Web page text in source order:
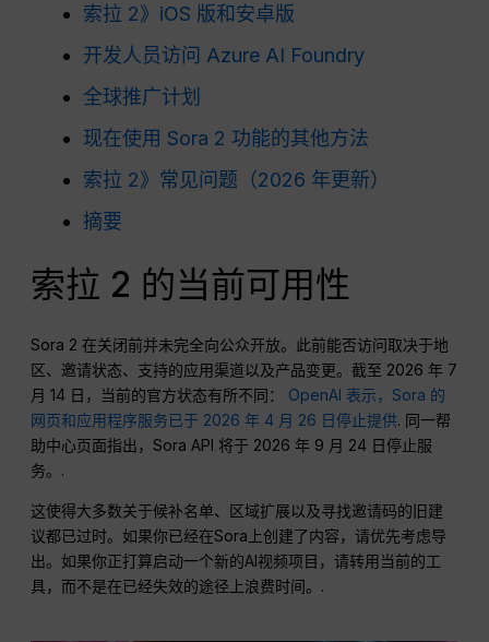
索拉 2》iOS 版和安卓版
开发人员访问 Azure AI Foundry
全球推广计划
现在使用 Sora 2 功能的其他方法
索拉 2》常见问题（2026 年更新）
摘要
索拉 2 的当前可用性
Sora 2 在关闭前并未完全向公众开放。此前能否访问取决于地
区、邀请状态、支持的应用渠道以及产品变更。截至 2026 年 7
月 14 日，当前的官方状态有所不同： OpenAI 表示，Sora 的
网页和应用程序服务已于 2026 年 4 月 26 日停止提供. 同一帮
助中心页面指出，Sora API 将于 2026 年 9 月 24 日停止服
务。.
这使得大多数关于候补名单、区域扩展以及寻找邀请码的旧建
议都已过时。如果你已经在Sora上创建了内容，请优先考虑导
出。如果你正打算启动一个新的AI视频项目，请转用当前的工
具，而不是在已经失效的途径上浪费时间。.